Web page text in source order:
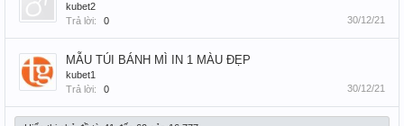
kubet2
Trả lời:
0 30/12/21
MẪU TÚI BÁNH MÌ IN 1 MÀU ĐẸP
kubet1
Trả lời:
0 30/12/21